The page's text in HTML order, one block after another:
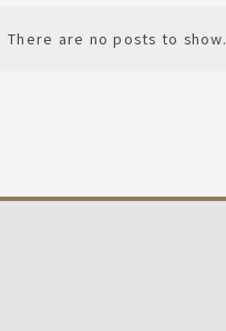
There are no posts to show.